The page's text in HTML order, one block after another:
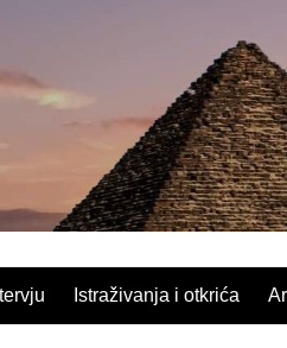
Istraživanja i otkrića